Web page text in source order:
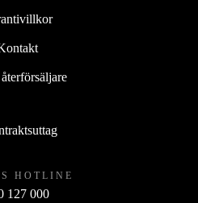
HOTLINE
127 000